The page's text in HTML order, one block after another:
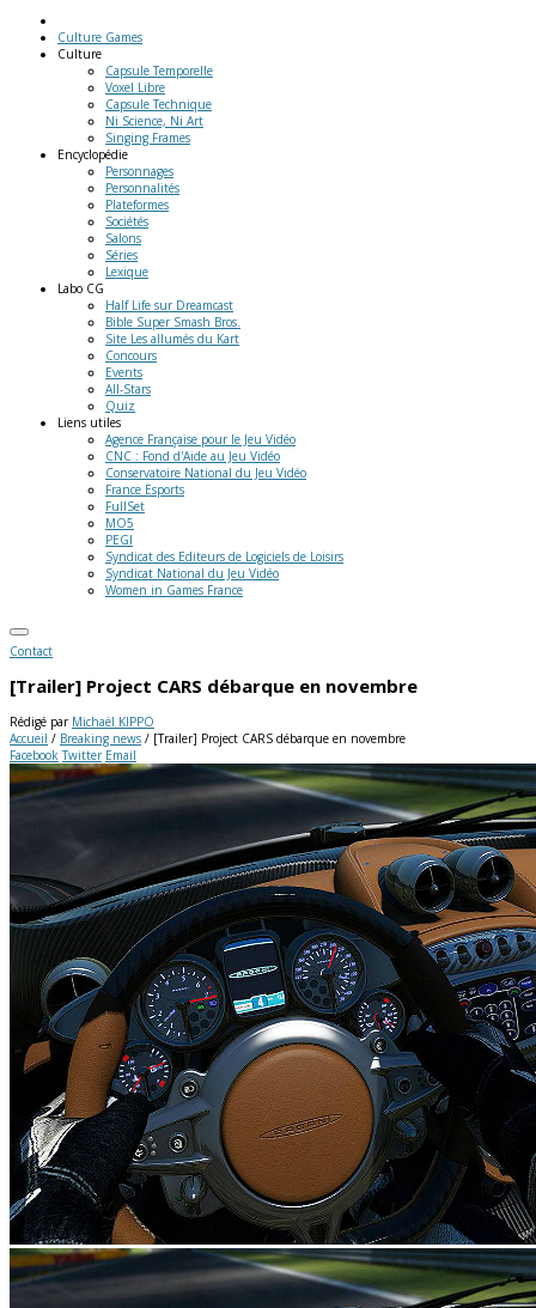
Culture Games
Culture
Capsule Temporelle
Voxel Libre
Capsule Technique
Ni Science, Ni Art
Singing Frames
Encyclopédie
Personnages
Personnalités
Plateformes
Sociétés
Salons
Séries
Lexique
Labo CG
Half Life sur Dreamcast
Bible Super Smash Bros.
Site Les allumés du Kart
Concours
Events
All-Stars
Quiz
Liens utiles
Agence Française pour le Jeu Vidéo
CNC : Fond d'Aide au Jeu Vidéo
Conservatoire National du Jeu Vidéo
France Esports
FullSet
MO5
PEGI
Syndicat des Editeurs de Logiciels de Loisirs
Syndicat National du Jeu Vidéo
Women in Games France
Contact
[Trailer] Project CARS débarque en novembre
Rédigé par Michaël KIPPO
Accueil / Breaking news / [Trailer] Project CARS débarque en novembre
Facebook Twitter Email